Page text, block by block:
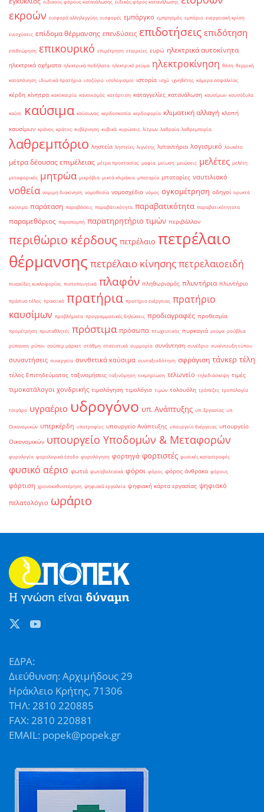
ειδικούς φόρους κατανάλωσης ειδικός φόρος κατανάλωσης
εκροών εισφορά αλληλεγγύης εισφορές εμπάργκο εμπρησμός εμπόριο ενεργειακή κρίση
ενισχύσεις επίδομα θέρμανσης επενδύσεις επιδοτήσεις επιδότηση
επιθεώρηση επικουρικό επιμέτρηση εταιρείες ευρώ ηλεκτρικά αυτοκίνητα
ηλεκτρικά οχήματα ηλεκτρικά ποδήλατα ηλεκτρικό ρεύμα ηλεκτροκίνηση θέση θερμική
καταπόνηση ιδιωτικά πρατήρια ισοζύγιο ισολογισμοί ιστορία ισχύ ιχνηθέτης κάμερα ασφαλείας
κέρδη κίνητρα κακοκαιρία κανονισμός κατάρτιση καταγγελίες κατανάλωση καυσίμων καυσόξυλα
καύσι καύσιμα καύσωνας κερδοσκοπία κερδοφορία κλιματική αλλαγή κλοπή
καυσίμων κράνος κράτος κυβέρνηση κυβικά κυρώσεις λίτρων λαθραία λαθρεμπορία
λαθρεμπόριο ληστεία ληστείες λιγνίτης λιπαντήρια λογισμικό λουκέτο
μέτρα δέουσας επιμέλειας μέτρα προστασίας μαφία μείωση μειώσεις μελέτες μελέτη
μεταφορικές μητρώα μικρόβια μικτά κλιμάκια μπαταρία μπαταρίες ναυτιλιακό
νοθεία νομιμη διακίνηση νομοθεσία νομοσχέδιο νόμος ογκομέτρηση οδηγοί ορυκτά
καύσιμα παράταση παραβάσεις παραβάτικότητα παραβατικότητα παραβατικότητατα
παραμεθόριος παραπομπή παρατηρητήριο τιμών περιβάλλον
περιθώριο κέρδους πετρέλαιο πετρέλαιο
θέρμανσης πετρέλαιο κίνησηςπετρελαιοειδή
πινακίδες κυκλοφορίας πιστοποιητικά πλαφόν πληθωρισμός πλυντήρια πλυντήριο
πράσινο τέλος πρακτικό πρατήρια πρατήριο ενέργειας πρατήριο
καυσίμων προβλήματα προγραμματικές δηλώσεις προδιαγραφές προθεσμία
προμέτρηση πρωταθλητές πρόστιμα πρόσωπα πτωχευτικός πυρκαγιά ρεύμα ρούβλια
ρύπανση ρύποι σούπερ μάρκετ στάθμη στατιστικά συμμορία συνάντηση συνέδριο συνέντευξη τύπου
συναντήσεις συνεργεία συνθετικά καύσιμα συνταξιοδότηση σφράγιση τάνκερ τέλη
τέλος Επιτηδεύματος ταξινομήσεις ταξινόμηση τεκμηρίωση τελωνείο τηλεδιάσκεψη τιμές
τιμοκατάλογοι χονδρικής τιμολόγηση τιμολόγιο τιμών τολουόλη τράπεζες τροπολογία
τσιγάρο υγραέριο υδρογόνο υπ. Ανάπτυξης υπ. Εργασίας υπ.
Οικονομικών υπερκέρδη υποτροφίες υπουργείο Ανάπτυξης υπουργείο Ενέργειας υπουργείο
Οικονομικών υπουργείο Υποδομών & Μεταφορών
φορολογία φορολογικά έσοδα φορολόγηση φορτηγά φορτιστές φυσικές καταστροφές
φυσικό αέριο φωτιά φωτοβολταϊκά φόροι φόρος φόρος άνθρακα φόρους
φόρτιση χρονοκαθυστέρηση ψηφιακά εργαλεία ψηφιακή κάρτα εργασίας ψηφιακό
πελατολόγιο ωράριο
ΕΔΡΑ:
Διεύθυνση: Αρχιμήδους 29
Ηράκλειο Κρήτης, 71306
ΤΗΛ: 2810 220885
FAX: 2810 220881
EMAIL: popek@popek.gr